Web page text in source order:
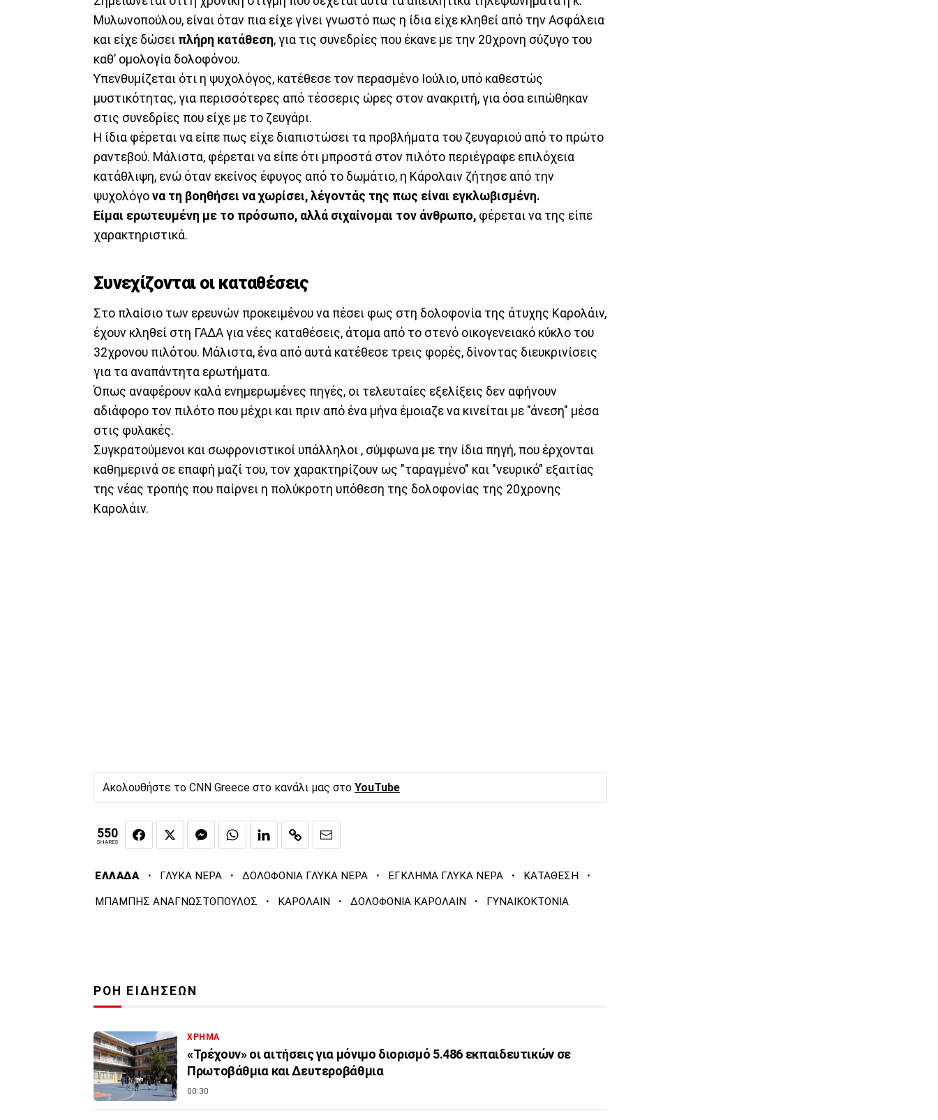
Μυλωνοπούλου, είναι όταν πια είχε γίνει γνωστό πως η ίδια είχε κληθεί από την Ασφάλεια
και είχε δώσει πλήρη κατάθεση, για τις συνεδρίες που έκανε με την 20χρονη σύζυγο του
καθ’ ομολογία δολοφόνου.
Υπενθυμίζεται ότι η ψυχολόγος, κατέθεσε τον περασμένο Ιούλιο, υπό καθεστώς
μυστικότητας, για περισσότερες από τέσσερις ώρες στον ανακριτή, για όσα ειπώθηκαν
στις συνεδρίες που είχε με το ζευγάρι.
Η ίδια φέρεται να είπε πως είχε διαπιστώσει τα προβλήματα του ζευγαριού από το πρώτο
ραντεβού. Μάλιστα, φέρεται να είπε ότι μπροστά στον πιλότο περιέγραφε επιλόχεια
κατάθλιψη, ενώ όταν εκείνος έφυγος από το δωμάτιο, η Κάρολαιν ζήτησε από την
ψυχολόγο να τη βοηθήσει να χωρίσει, λέγοντάς της πως είναι εγκλωβισμένη.
Είμαι ερωτευμένη με το πρόσωπο, αλλά σιχαίνομαι τον άνθρωπο, φέρεται να της είπε
χαρακτηριστικά.
Συνεχίζονται οι καταθέσεις
Στο πλαίσιο των ερευνών προκειμένου να πέσει φως στη δολοφονία της άτυχης Καρολάιν,
έχουν κληθεί στη ΓΑΔΑ για νέες καταθέσεις, άτομα από το στενό οικογενειακό κύκλο του
32χρονου πιλότου. Μάλιστα, ένα από αυτά κατέθεσε τρεις φορές, δίνοντας διευκρινίσεις
για τα αναπάντητα ερωτήματα.
Όπως αναφέρουν καλά ενημερωμένες πηγές, οι τελευταίες εξελίξεις δεν αφήνουν
αδιάφορο τον πιλότο που μέχρι και πριν από ένα μήνα έμοιαζε να κινείται με "άνεση" μέσα
στις φυλακές.
Συγκρατούμενοι και σωφρονιστικοί υπάλληλοι , σύμφωνα με την ίδια πηγή, που έρχονται
καθημερινά σε επαφή μαζί του, τον χαρακτηρίζουν ως "ταραγμένο" και "νευρικό" εξαιτίας
της νέας τροπής που παίρνει η πολύκροτη υπόθεση της δολοφονίας της 20χρονης
Καρολάιν.
Ακολουθήστε το CNN Greece στο κανάλι μας στο YouTube
550
SHARES
ΕΛΛΑΔΑ · ΓΛΥΚΑ ΝΕΡΑ · ΔΟΛΟΦΟΝΙΑ ΓΛΥΚΑ ΝΕΡΑ · ΕΓΚΛΗΜΑ ΓΛΥΚΑ ΝΕΡΑ · ΚΑΤΑΘΕΣΗ ·
ΜΠΑΜΠΗΣ ΑΝΑΓΝΩΣΤΟΠΟΥΛΟΣ · ΚΑΡΟΛΑΙΝ · ΔΟΛΟΦΟΝΙΑ ΚΑΡΟΛΑΙΝ · ΓΥΝΑΙΚΟΚΤΟΝΙΑ
ΡΟΗ ΕΙΔΗΣΕΩΝ
ΧΡΗΜΑ
«Τρέχουν» οι αιτήσεις για μόνιμο διορισμό 5.486 εκπαιδευτικών σε
Πρωτοβάθμια και Δευτεροβάθμια
00:30